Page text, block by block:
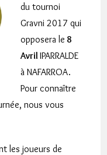
du tournoi
Gravni 2017 qui
opposera le 8
AvrilIPARRALDE
à NAFARROA.
Pour connaître
nous vous
les joueurs de